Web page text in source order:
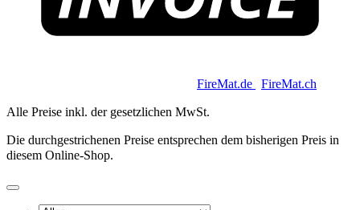
FireMat.de FireMat.ch
Alle Preise inkl. der gesetzlichen MwSt.
Die durchgestrichenen Preise entsprechen dem bisherigen Preis in
diesem Online-Shop.